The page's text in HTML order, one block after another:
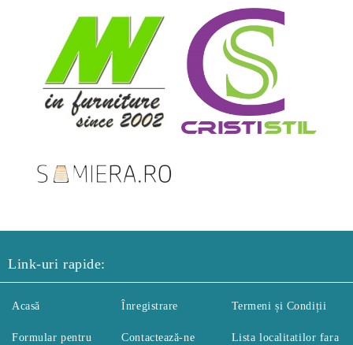
Link-uri rapide:
Acasă
Formular pentru
Înregistrare
Contactează-ne
Termeni și Condiții
Lista localitatilor fara